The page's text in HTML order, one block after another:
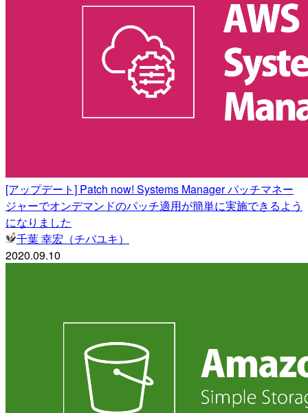
[アップデート] Patch now! Systems Manager パッチマネー
ジャーでオンデマンドのパッチ適用が簡単に実施できるよう
になりました
千葉 幸宏（チバユキ）
2020.09.10